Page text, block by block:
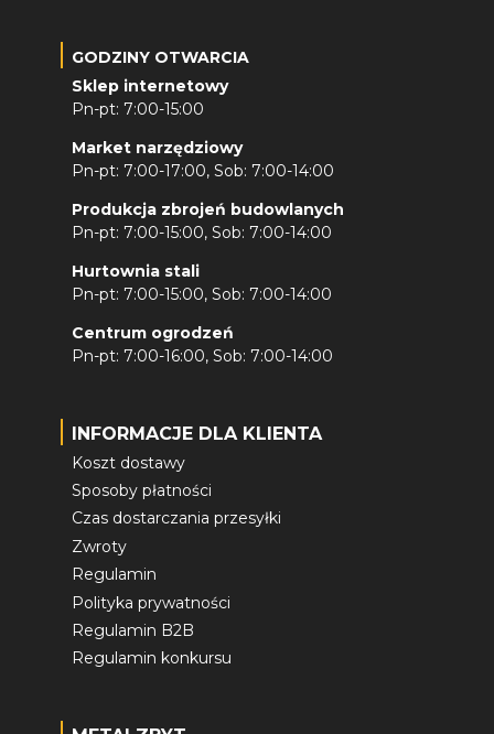
GODZINY OTWARCIA
Sklep internetowy
Pn-pt: 7:00-15:00
Market narzędziowy
Pn-pt: 7:00-17:00, Sob: 7:00-14:00
Produkcja zbrojeń budowlanych
Pn-pt: 7:00-15:00, Sob: 7:00-14:00
Hurtownia stali
Pn-pt: 7:00-15:00, Sob: 7:00-14:00
Centrum ogrodzeń
Pn-pt: 7:00-16:00, Sob: 7:00-14:00
INFORMACJE DLA KLIENTA
Koszt dostawy
Sposoby płatności
Czas dostarczania przesyłki
Zwroty
Regulamin
Polityka prywatności
Regulamin B2B
Regulamin konkursu